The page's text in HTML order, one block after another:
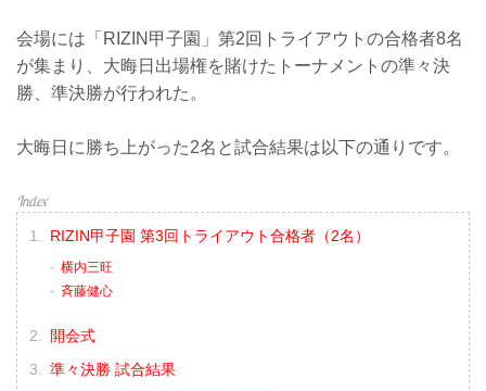
会場には「RIZIN甲子園」第2回トライアウトの合格者8名
が集まり、大晦日出場権を賭けたトーナメントの準々決
勝、準決勝が行われた。
大晦日に勝ち上がった2名と試合結果は以下の通りです。
RIZIN甲子園 第3回トライアウト合格者（2名）
横内三旺
⻫藤健心
開会式
準々決勝 試合結果